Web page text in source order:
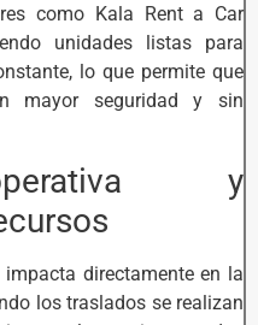
como Kala Rent a Car
unidades listas para
lo que permite que
mayor seguridad y sin
y
directamente en la
los traslados se realizan